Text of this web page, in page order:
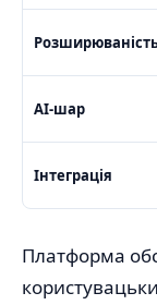
AI-шар
Інтеграція
Платформа